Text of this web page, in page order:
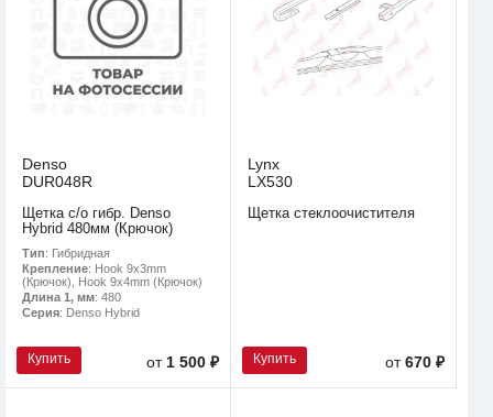
Denso
DUR048R
Щетка с/о гибр. Denso
Hybrid 480мм (Крючок)
Тип: Гибридная
Крепление: Hook 9x3mm
(Крючок), Hook 9x4mm (Крючок)
Длина 1, мм: 480
Серия: Denso Hybrid
Купить от 1 500 ₽
Lynx
LX530
Щетка стеклоочистителя
Купить от670 ₽